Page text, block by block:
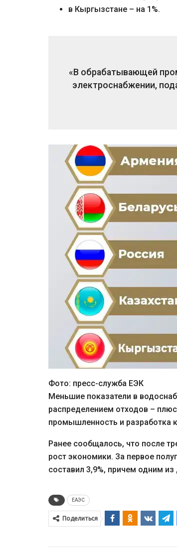
в Кыргызстане – на 1%.
«В обрабатывающей
электроснабжении,
Фото: пресс-служба ЕЭК
Меньшие показатели в
распределением отходов –
промышленность и разработка
Ранее сообщалось, что после
рост экономики. За первое
составил 3,9%, причем одним
ЕАЭС
Поделиться